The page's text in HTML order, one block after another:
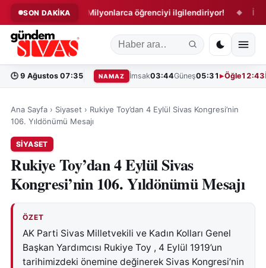
SON DAKİKA
sessizliği! ◆ Milyonlarca öğrenciyi ilgilendiriyor! ◆ İBAN
🕒 9 Ağustos 07:35 NAMAZ İmsak03:44Güneş05:31 Öğle12:43
Ana Sayfa › Siyaset › Rukiye Toy’dan 4 Eylül Sivas Kongresi’nin
106. Yıldönümü Mesajı
SIYASET
Rukiye Toy’dan 4 Eylül Sivas
Kongresi’nin 106. Yıldönümü Mesajı
ÖZET
AK Parti Sivas Milletvekili ve Kadın Kolları Genel
Başkan Yardımcısı Rukiye Toy , 4 Eylül 1919’un
tarihimizdeki önemine değinerek Sivas Kongresi’nin